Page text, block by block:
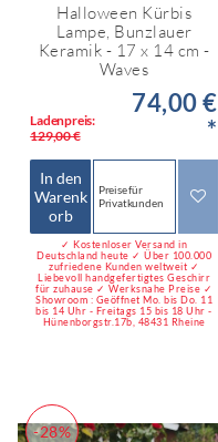
Halloween Kürbis
Lampe, Bunzlauer
Keramik - 17 x 14 cm -
Waves
Ladenpreis:
129,00 €
74,00 €
*
In den
Warenk
orb
Preise für
Privatkunden
✓ Kostenloser Versand in
Deutschland heute ✓ Über 100.000
zufriedene Kunden weltweit ✓
Liebevoll handgefertigtes Geschirr
für zuhause ✓ Werksnahe Preise ✓
Showroom : Geöffnet Mo. bis Do. 11
bis 14 Uhr - Freitags 15 bis 18 Uhr -
Hünenborgstr.17b, 48431 Rheine
-28%